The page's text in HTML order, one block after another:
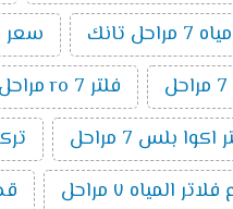
تانك
سعر
فلتر ro 7 مراحل
بلس 7 مراحل
تركيب
المياه ٧ مراحل